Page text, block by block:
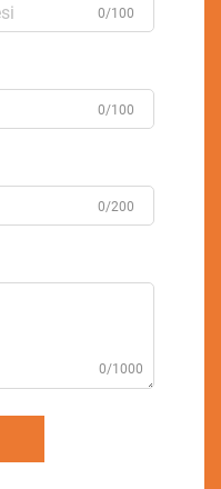
0/100
0/100
0/200
0/1000